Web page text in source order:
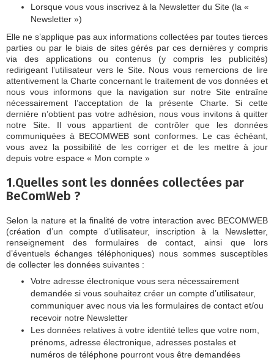
Lorsque vous vous inscrivez à la Newsletter du Site (la «
Newsletter »)
Elle ne s’applique pas aux informations collectées par toutes tierces
parties ou par le biais de sites gérés par ces dernières y compris
via des applications ou contenus (y compris les publicités)
redirigeant l’utilisateur vers le Site. Nous vous remercions de lire
attentivement la Charte concernant le traitement de vos données et
nous vous informons que la navigation sur notre Site entraîne
nécessairement l’acceptation de la présente Charte. Si cette
dernière n’obtient pas votre adhésion, nous vous invitons à quitter
notre Site. Il vous appartient de contrôler que les données
communiquées à BECOMWEB sont conformes. Le cas échéant,
vous avez la possibilité de les corriger et de les mettre à jour
depuis votre espace « Mon compte »
1.Quelles sont les données collectées par
BeComWeb ?
Selon la nature et la finalité de votre interaction avec BECOMWEB
(création d’un compte d’utilisateur, inscription à la Newsletter,
renseignement des formulaires de contact, ainsi que lors
d’éventuels échanges téléphoniques) nous sommes susceptibles
de collecter les données suivantes :
Votre adresse électronique vous sera nécessairement
demandée si vous souhaitez créer un compte d’utilisateur,
communiquer avec nous via les formulaires de contact et/ou
recevoir notre Newsletter
Les données relatives à votre identité telles que votre nom,
prénoms, adresse électronique, adresses postales et
numéros de téléphone pourront vous être demandées